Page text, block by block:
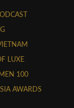
LUXE
100
AWARDS